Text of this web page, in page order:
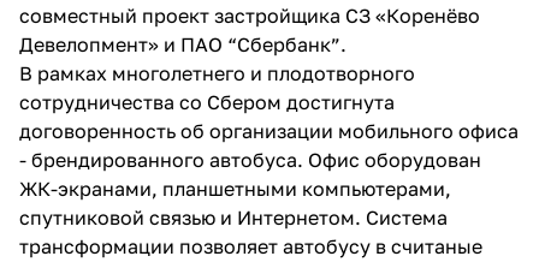
совместный проект застройщика СЗ «Коренёво
Девелопмент» и ПАО “Сбербанк”.
В рамках многолетнего и плодотворного
сотрудничества со Сбером достигнута
договоренность об организации мобильного офиса
- брендированного автобуса. Офис оборудован
ЖК-экранами, планшетными компьютерами,
спутниковой связью и Интернетом. Система
трансформации позволяет автобусу в считаные